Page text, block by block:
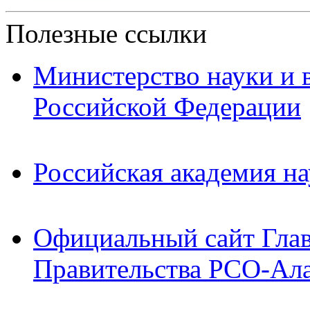
Полезные ссылки
Министерство науки и
Российской Федерации
Российская академия
Официальный сайт
Правительства РСО-